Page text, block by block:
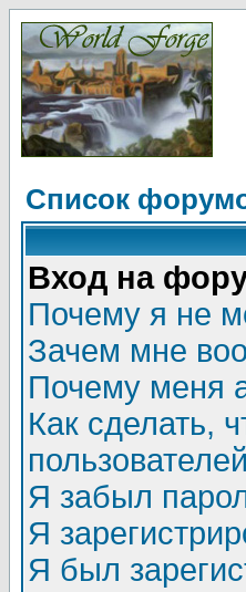
Список
Вход на
Почему я не
Зачем мне
Почему меня
Как сделать,
Я забыл
Я
Я был